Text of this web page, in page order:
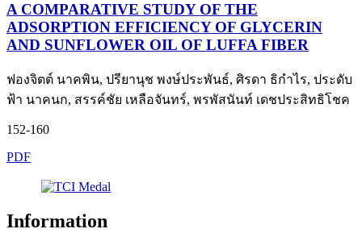
A COMPARATIVE STUDY OF THE
ADSORPTION EFFICIENCY OF GLYCERIN
AND SUNFLOWER OIL OF LUFFA FIBER
ฟองจิตต์ นาคพิน, ปรียานุช พงษ์ประพันธ์, ศิรดา ธิกำไร, ประดับ
ฟ้า นาคนก, สรรค์ชัย เหลือจันทร์, พรพัสนันท์ เดชประสิทธิโชค
152-160
PDF
Information